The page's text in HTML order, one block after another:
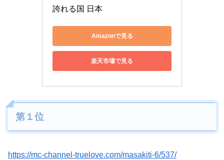
誇れる国 日本
Amazonで見る
楽天市場で見る
第１位
https://mc-channel-truelove.com/masakiti-6/537/